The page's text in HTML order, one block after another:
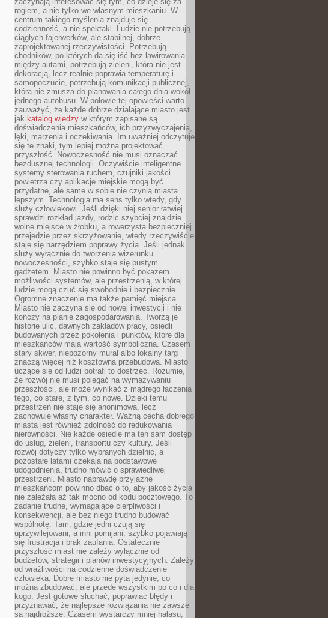
rogiem, a nie tylko we własnym mieszkaniu. W
centrum takiego myślenia znajduje się
codzienność, a nie spektakl. Ludzie nie potrzebują
ciągłych fajerwerków, ale stabilnej, dobrze
zaprojektowanej rzeczywistości. Potrzebują
chodników, po których da się iść bez lawirowania
między autami, potrzebują zieleni, która nie jest
dekoracją, lecz realnie poprawia temperaturę i
samopoczucie, potrzebują komunikacji publicznej,
która nie zmusza do planowania całego dnia wokół
jednego autobusu. W połowie tej opowieści warto
zauważyć, że każde dobrze działające miasto jest
jak katalog wiedzy w którym zapisane są
doświadczenia mieszkańców, ich przyzwyczajenia,
lęki, marzenia i oczekiwania. Im uważniej odczytuje
się te znaki, tym lepiej można projektować
przyszłość. Nowoczesność nie musi oznaczać
bezdusznej technologii. Oczywiście inteligentne
systemy sterowania ruchem, czujniki jakości
powietrza czy aplikacje miejskie mogą być
przydatne, ale same w sobie nie czynią miasta
lepszym. Technologia ma sens tylko wtedy, gdy
służy człowiekowi. Jeśli dzięki niej senior łatwiej
sprawdzi rozkład jazdy, rodzic szybciej znajdzie
wolne miejsce w żłobku, a rowerzysta bezpieczniej
przejedzie przez skrzyżowanie, wtedy rzeczywiście
staje się narzędziem poprawy życia. Jeśli jednak
służy wyłącznie do tworzenia wizerunku
nowoczesności, szybko staje się pustym
gadżetem. Miasto nie powinno być pokazem
możliwości systemów, ale przestrzenią, w której
ludzie mogą czuć się swobodnie i bezpiecznie.
Ogromne znaczenie ma także pamięć miejsca.
Miasto nie zaczyna się od nowej inwestycji i nie
kończy na planie zagospodarowania. Tworzą je
historie ulic, dawnych zakładów pracy, osiedli
budowanych przez pokolenia i punktów, które dla
mieszkańców mają wartość symboliczną. Czasem
stary skwer, niepozorny mural albo lokalny targ
znaczą więcej niż kosztowna przebudowa. Miasto
uczące się od ludzi potrafi to dostrzec. Rozumie,
że rozwój nie musi polegać na wymazywaniu
przeszłości, ale może wynikać z mądrego łączenia
tego, co stare, z tym, co nowe. Dzięki temu
przestrzeń nie staje się anonimowa, lecz
zachowuje własny charakter. Ważną cechą dobrego
miasta jest również zdolność do redukowania
nierówności. Nie każde osiedle ma ten sam dostęp
do usług, zieleni, transportu czy kultury. Jeśli
rozwój dotyczy tylko wybranych dzielnic, a
pozostałe latami czekają na podstawowe
udogodnienia, trudno mówić o sprawiedliwej
przestrzeni. Miasto naprawdę przyjazne
mieszkańcom powinno dbać o to, aby jakość życia
nie zależała aż tak mocno od kodu pocztowego. To
zadanie trudne, wymagające cierpliwości i
konsekwencji, ale bez niego trudno budować
wspólnotę. Tam, gdzie jedni czują się
uprzywilejowani, a inni pomijani, szybko pojawiają
się frustracja i brak zaufania. Ostatecznie
przyszłość miast nie zależy wyłącznie od
budżetów, strategii i planów inwestycyjnych. Zależy
od wrażliwości na codzienne doświadczenie
człowieka. Dobre miasto nie pyta jedynie, co
można zbudować, ale przede wszystkim po co i dla
kogo. Jest gotowe słuchać, poprawiać błędy i
przyznawać, że najlepsze rozwiązania nie zawsze
są najdroższe. Czasem wystarczy mniej hałasu,